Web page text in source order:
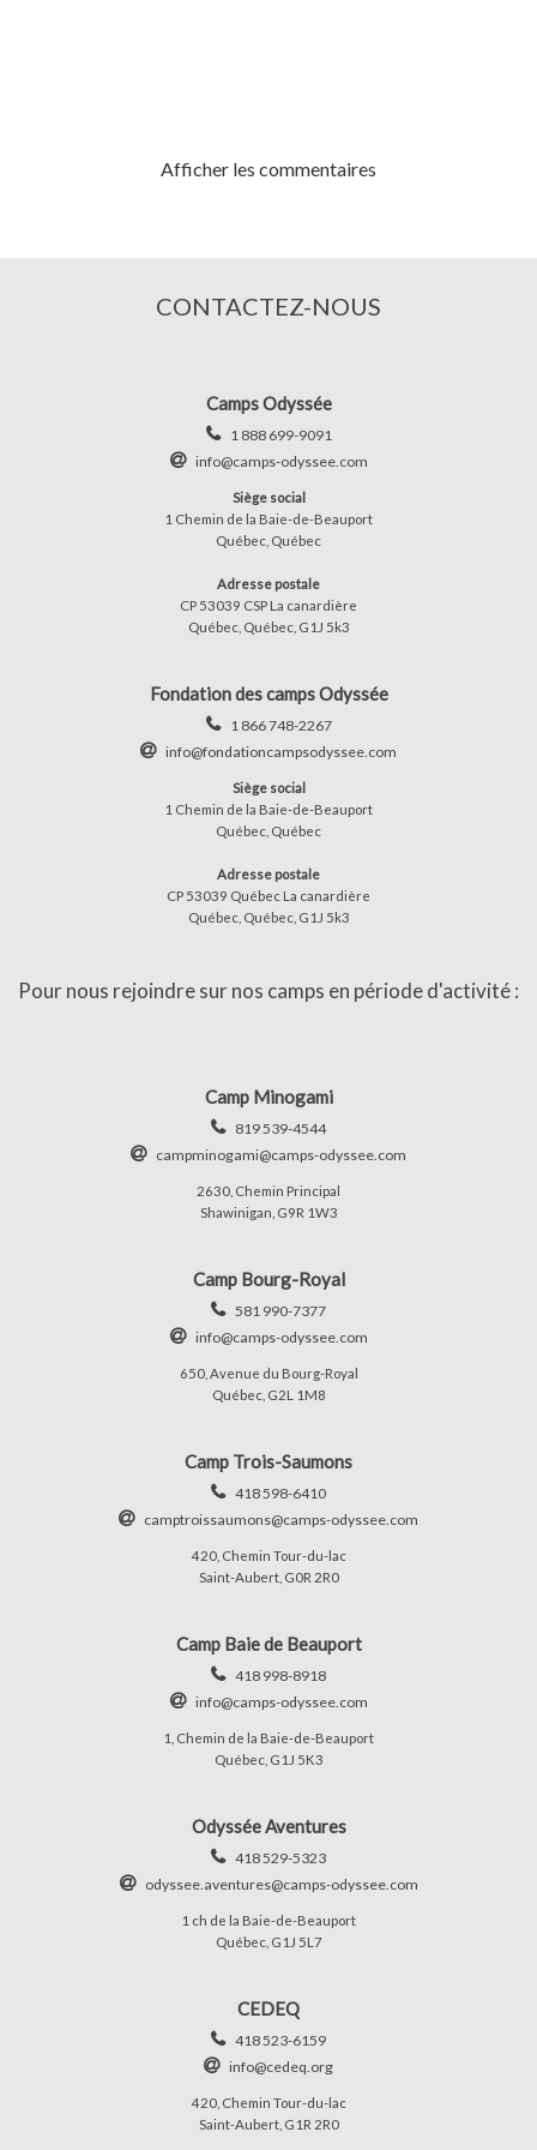
Afficher les commentaires
CONTACTEZ-NOUS
Camps Odyssée
1 888 699-9091
info@camps-odyssee.com
Siège social
1 Chemin de la Baie-de-Beauport
Québec, Québec
Adresse postale
CP 53039 CSP La canardière
Québec, Québec, G1J 5k3
Fondation des camps Odyssée
1 866 748-2267
info@fondationcampsodyssee.com
Siège social
1 Chemin de la Baie-de-Beauport
Québec, Québec
Adresse postale
CP 53039 Québec La canardière
Québec, Québec, G1J 5k3
Pour nous rejoindre sur nos camps en période d'activité :
Camp Minogami
819 539-4544
campminogami@camps-odyssee.com
2630, Chemin Principal
Shawinigan, G9R 1W3
Camp Bourg-Royal
581 990-7377
info@camps-odyssee.com
650, Avenue du Bourg-Royal
Québec, G2L 1M8
Camp Trois-Saumons
418 598-6410
camptroissaumons@camps-odyssee.com
420, Chemin Tour-du-lac
Saint-Aubert, G0R 2R0
Camp Baie de Beauport
418 998-8918
info@camps-odyssee.com
1, Chemin de la Baie-de-Beauport
Québec, G1J 5K3
Odyssée Aventures
418 529-5323
odyssee.aventures@camps-odyssee.com
1 ch de la Baie-de-Beauport
Québec, G1J 5L7
CEDEQ
418 523-6159
info@cedeq.org
420, Chemin Tour-du-lac
Saint-Aubert, G1R 2R0